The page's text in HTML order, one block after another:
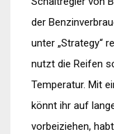
der
unter „Strategy“
nutzt die Reifen
Temperatur. Mit
könnt ihr auf
vorbeiziehen,